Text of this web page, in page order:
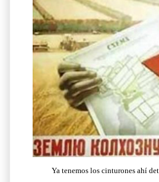
Ya tenemos los cinturones ahí